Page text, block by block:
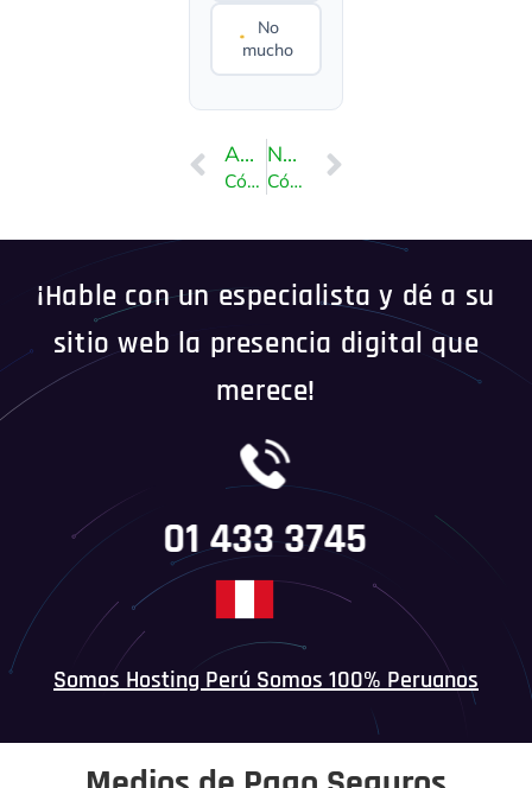
No
mucho
ANTERIOR
Cómo instalar SolusVM Master en AlmaLinux o CentOS
NEXT
Cómo habilitar Apache SpamAssassin y SpamBox en cPanel
¡Hable con un especialista y dé a su
sitio web la presencia digital que
merece!
01 433 3745
Somos Hosting Perú Somos 100% Peruanos